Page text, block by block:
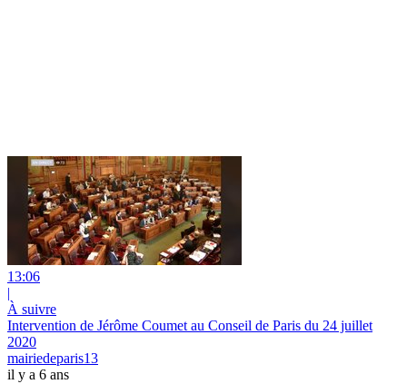
13:06
|
À suivre
Intervention de Jérôme Coumet au Conseil de Paris du 24 juillet
2020
mairiedeparis13
il y a 6 ans